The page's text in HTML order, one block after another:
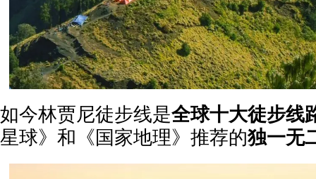
如今林贾尼徒步线是全球十大徒步线
星球》和《国家地理》推荐的独一无